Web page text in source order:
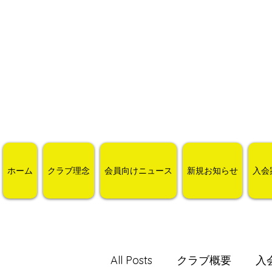
ホーム クラブ理念 会員向けニュース 新規お知らせ 入
All Posts クラブ概要 入